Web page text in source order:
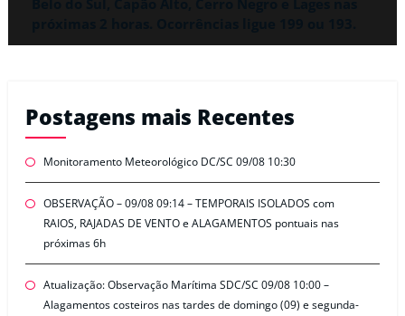
Postagens mais Recentes
Monitoramento Meteorológico DC/SC 09/08 10:30
OBSERVAÇÃO – 09/08 09:14 – TEMPORAIS ISOLADOS com
RAIOS, RAJADAS DE VENTO e ALAGAMENTOS pontuais nas
próximas 6h
Atualização: Observação Marítima SDC/SC 09/08 10:00 –
Alagamentos costeiros nas tardes de domingo (09) e segunda-